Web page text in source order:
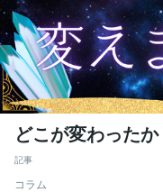
どこが変わった
記事
コラム